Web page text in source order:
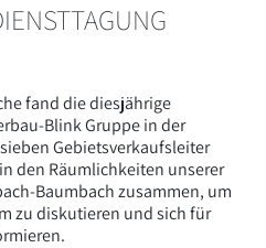
fand die diesjährige
Blink Gruppe in der
Gebietsverkaufsleiter
den Räumlichkeiten unserer
Baumbach zusammen, um
zu diskutieren und sich für